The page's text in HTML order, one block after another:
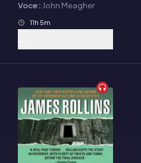
Voce: John Meagher
11h 5m